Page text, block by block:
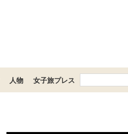
人物 女子旅プレス